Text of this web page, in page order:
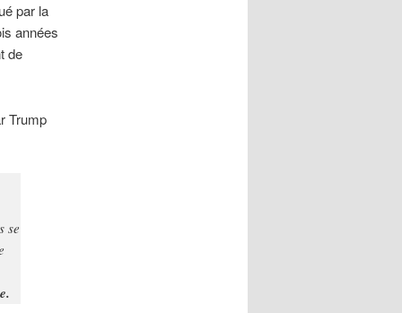
par la
années
de
Trump
se